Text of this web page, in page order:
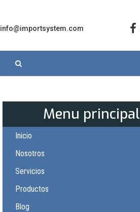
info@importsystem.com
Menu principal
Inicio
Nosotros
Servicios
Productos
Blog